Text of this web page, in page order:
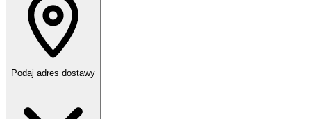
Podaj adres dostawy